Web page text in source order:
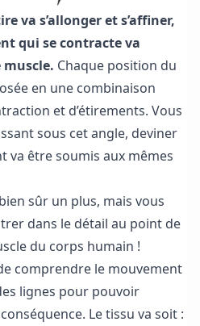
va s’allonger et s’affiner,
qui se contracte va
Chaque position du
en une combinaison
et d’étirements. Vous
sous cet angle, deviner
va être soumis aux mêmes
sûr un plus, mais vous
dans le détail au point de
du corps humain !
comprendre le mouvement
lignes pour pouvoir
Le tissu va soit :